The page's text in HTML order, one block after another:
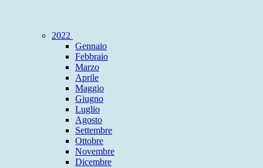
2022
Gennaio
Febbraio
Marzo
Aprile
Maggio
Giugno
Luglio
Agosto
Settembre
Ottobre
Novembre
Dicembre